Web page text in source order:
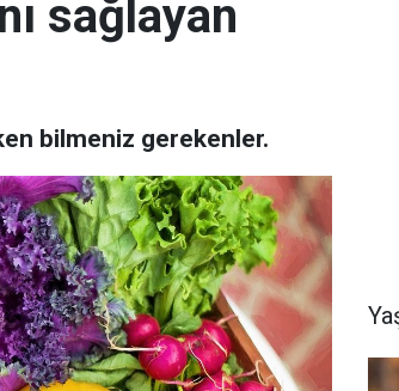
sağlayan
bilmeniz gerekenler.